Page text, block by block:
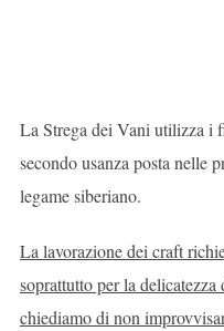
La Strega dei Vani utilizza i
secondo usanza posta nelle
legame siberiano.
La lavorazione dei craft
soprattutto per la
chiediamo di non